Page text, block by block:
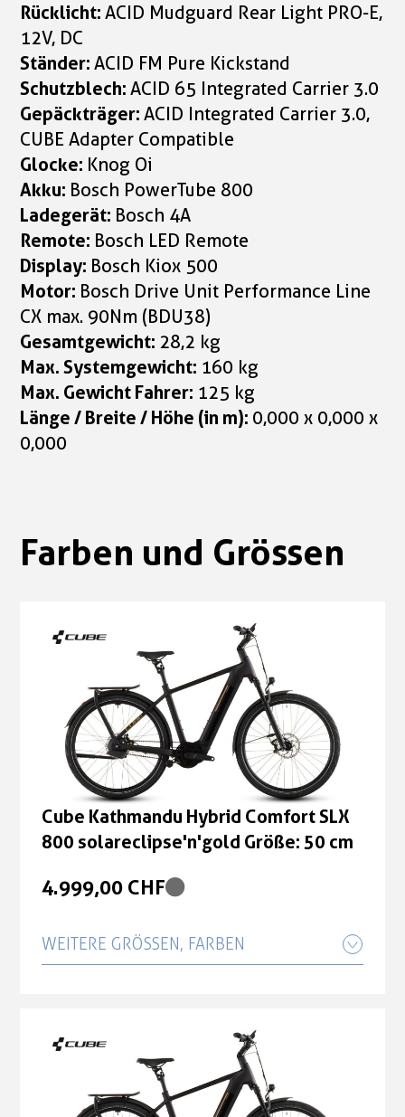
Rücklicht:ACID Mudguard Rear Light PRO-E,
12V, DC
Ständer:ACID FM Pure Kickstand
Schutzblech:ACID 65 Integrated Carrier 3.0
Gepäckträger:ACID Integrated Carrier 3.0,
CUBE Adapter Compatible
Glocke: Knog Oi
Akku: Bosch PowerTube 800
Ladegerät: Bosch 4A
Remote: Bosch LED Remote
Display: Bosch Kiox 500
Motor: Bosch Drive Unit Performance Line
CX max. 90Nm (BDU38)
Gesamtgewicht: 28,2 kg
Max. Systemgewicht: 160 kg
Max. Gewicht Fahrer: 125 kg
Länge / Breite / Höhe (in m): 0,000 x 0,000 x
0,000
Farben und Grössen
Cube Kathmandu Hybrid Comfort SLX
800 solareclipse'n'gold Größe: 50 cm
4.999,00 CHF
WEITERE GRÖSSEN, FARBEN
4.999,00 CHF
Cube Kathmandu Hybrid Comfort SLX